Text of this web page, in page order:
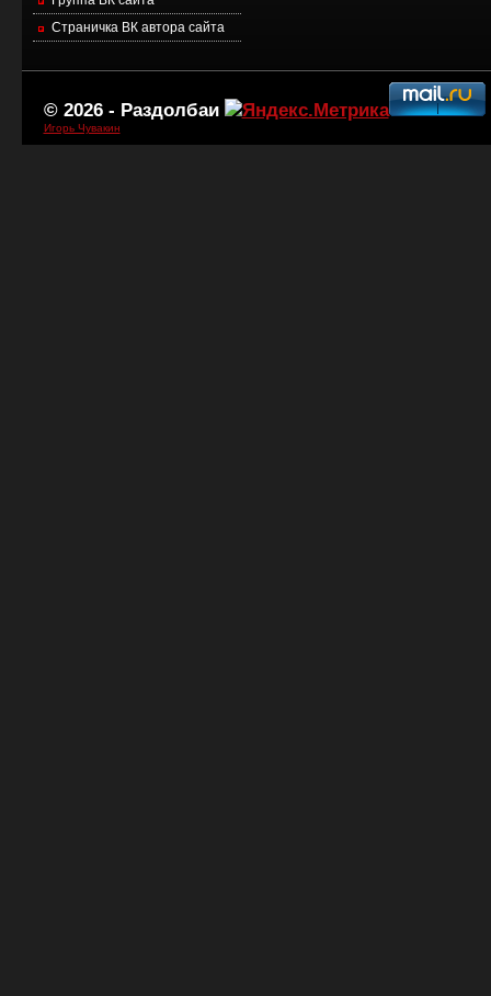
Страничка ВК автора сайта
© 2026 - Раздолбаи
Игорь Чувакин